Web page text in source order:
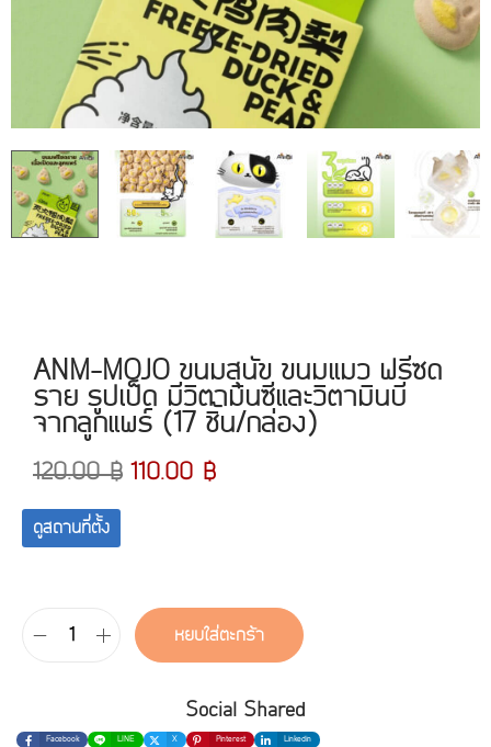
ANM-MOJO ขนมสุนัข ขนมแมว ฟรีซด
ราย รูปเป็ด มีวิตามินซีและวิตามินบี
จากลูกแพร์ (17 ชิ้น/กล่อง)
120.00฿ 110.00 ฿
ดูสถานที่ตั้ง
หยิบใส่ตะกร้า
Social Shared
Facebook LINE X Pinterest Linkedin